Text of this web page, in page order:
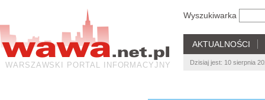
WARSZAWSKI PORTAL INFORMACYJNY
Wyszukiwarka
AKTUALNOŚCI
Dzisiaj jest: 10 sierpnia